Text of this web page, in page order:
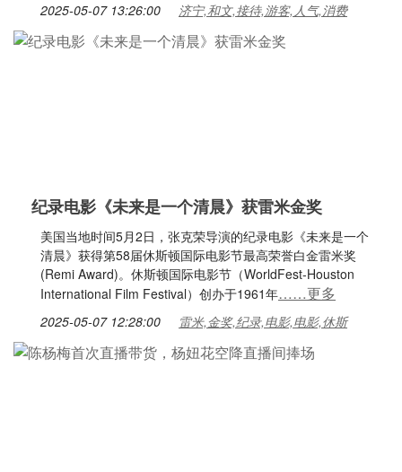
2025-05-07 13:26:00 济宁,和文,接待,游客,人气,消费
纪录电影《未来是一个清晨》获雷米金奖
美国当地时间5月2日，张克荣导演的纪录电影《未来是一个
清晨》获得第58届休斯顿国际电影节最高荣誉白金雷米奖
(Remi Award)。休斯顿国际电影节（WorldFest-Houston
International Film Festival）创办于1961年……更多
2025-05-07 12:28:00 雷米,金奖,纪录,电影,电影,休斯